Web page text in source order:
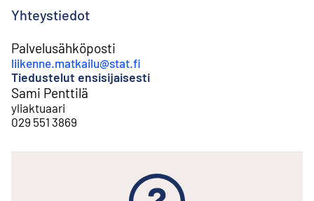
Yhteystiedot
Palvelusähköposti
liikenne.matkailu@stat.fi
Tiedustelut ensisijaisesti
Sami Penttilä
yliaktuaari
029 551 3869